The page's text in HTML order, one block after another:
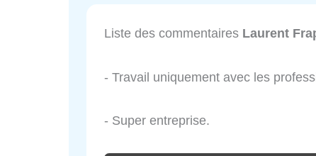
Liste des commentaires Laurent
- Travail uniquement avec les
- Super entreprise.